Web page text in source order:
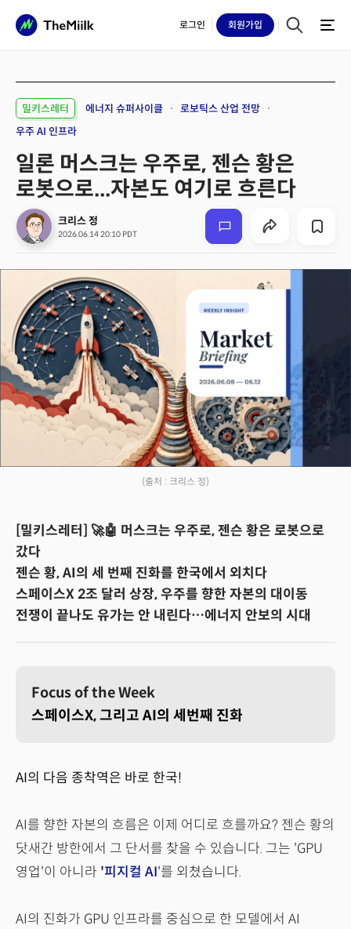
로그인 회원가입
밀키스레터 에너지 슈퍼사이클
로보틱스 산업 전망
우주 AI 인프라
일론 머스크는 우주로, 젠슨 황은
로봇으로...자본도 여기로 흐른다
크리스 정
2026.06.14 20:10 PDT
(출처 : 크리스 정)
[밀키스레터] 🚀🤖 머스크는 우주로, 젠슨 황은 로봇으로
갔다
젠슨 황, AI의 세 번째 진화를 한국에서 외치다
스페이스X 2조 달러 상장, 우주를 향한 자본의 대이동
전쟁이 끝나도 유가는 안 내린다…에너지 안보의 시대
Focus of the Week
스페이스X, 그리고 AI의 세번째 진화
AI의 다음 종착역은 바로 한국!
AI를 향한 자본의 흐름은 이제 어디로 흐를까요? 젠슨 황의
닷새간 방한에서 그 단서를 찾을 수 있습니다. 그는 'GPU
영업'이 아니라 '피지컬 AI'를 외쳤습니다.
AI의 진화가 GPU 인프라를 중심으로 한 모델에서 AI